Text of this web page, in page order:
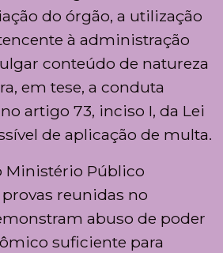
do órgão, a utilização
à administração
conteúdo de natureza
em tese, a conduta
artigo 73, inciso I, da Lei
de aplicação de multa.
Ministério Público
reunidas no
abuso de poder
suficiente para